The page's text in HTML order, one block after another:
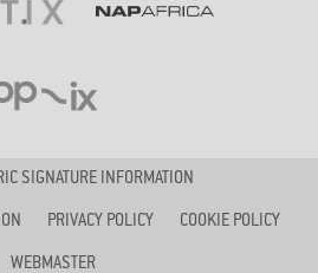
SIGNATURE INFORMATION
PRIVACY POLICY COOKIE POLICY
WEBMASTER